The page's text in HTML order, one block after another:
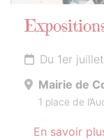
Du 1er
Mairie de
1 place de
En savoir